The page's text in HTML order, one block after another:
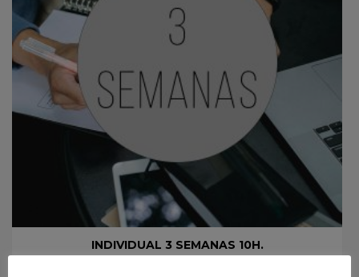
INDIVIDUAL 3 SEMANAS 10H.